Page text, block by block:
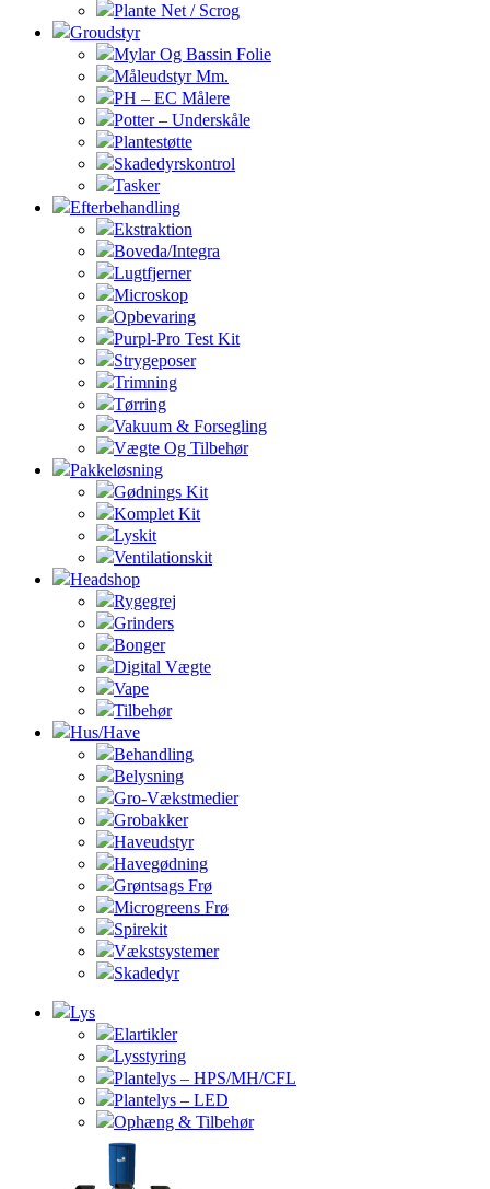
Plante Net / Scrog
Groudstyr
Mylar Og Bassin Folie
Måleudstyr Mm.
PH – EC Målere
Potter – Underskåle
Plantestøtte
Skadedyrskontrol
Tasker
Efterbehandling
Ekstraktion
Boveda/Integra
Lugtfjerner
Microskop
Opbevaring
Purpl-Pro Test Kit
Strygeposer
Trimning
Tørring
Vakuum & Forsegling
Vægte Og Tilbehør
Pakkeløsning
Gødnings Kit
Komplet Kit
Lyskit
Ventilationskit
Headshop
Rygegrej
Grinders
Bonger
Digital Vægte
Vape
Tilbehør
Hus/Have
Behandling
Belysning
Gro-Vækstmedier
Grobakker
Haveudstyr
Havegødning
Grøntsags Frø
Microgreens Frø
Spirekit
Vækstsystemer
Skadedyr
Lys
Elartikler
Lysstyring
Plantelys – HPS/MH/CFL
Plantelys – LED
Ophæng & Tilbehør